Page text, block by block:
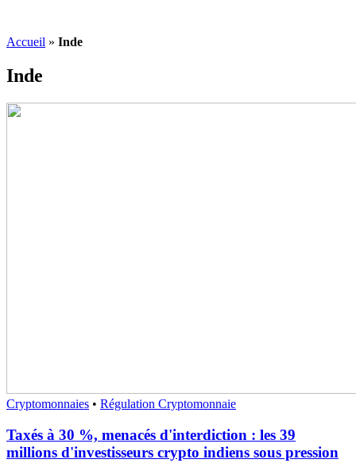
Accueil » Inde
Inde
Cryptomonnaies • Régulation Cryptomonnaie
Taxés à 30 %, menacés d'interdiction : les 39
millions d'investisseurs crypto indiens sous pression